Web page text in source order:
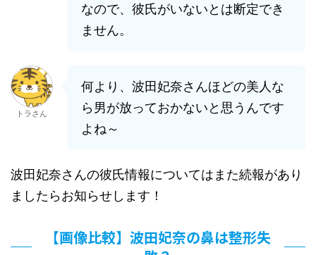
なので、彼氏がいないとは断定でき
ません。
トラさん
何より、波田妃奈さんほどの美人な
ら男が放っておかないと思うんです
よね～
波田妃奈さんの彼氏情報についてはまた続報があり
ましたらお知らせします！
【画像比較】波田妃奈の鼻は整形失